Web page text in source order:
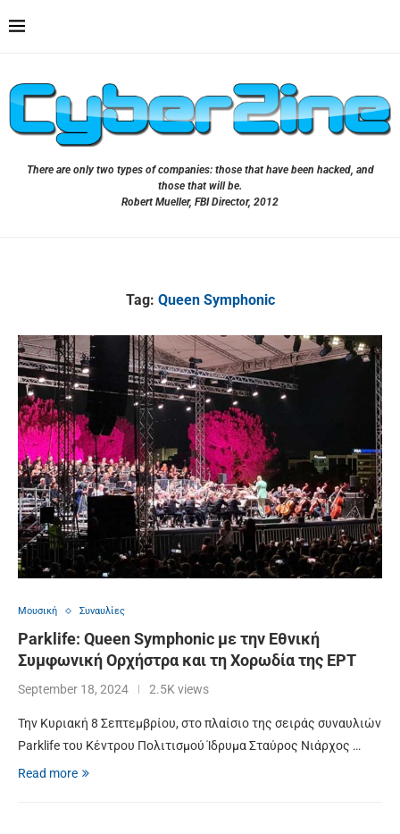
There are only two types of companies: those that have been hacked, and
those that will be.
Robert Mueller, FBI Director, 2012
Tag: Queen Symphonic
Μουσική Συναυλίες
Parklife: Queen Symphonic με την Εθνική
Συμφωνική Ορχήστρα και τη Χορωδία της ΕΡΤ
September 18, 2024 2.5K views
Την Κυριακή 8 Σεπτεμβρίου, στο πλαίσιο της σειράς συναυλιών
Parklife του Κέντρου Πολιτισμού Ίδρυμα Σταύρος Νιάρχος …
Read more